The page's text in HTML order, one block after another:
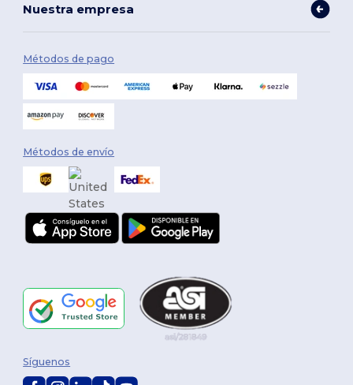
Nuestra empresa
Métodos de pago
Métodos de envío
Síguenos